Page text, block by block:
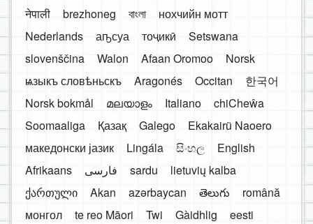
नेपाली
brezhoneg বাংলা
нохчийн мотт
Nederlands
аҧсуа тоҷикӣ
Setswana
slovenščina
Walon Afaan Oromoo
Norsk
ѩзыкъ словѣньскъ
Aragonés Occitan
한국어
Norsk bokmål
മലയാളം Italiano
chiCheŵa
Soomaaliga
Қазақ Galego
Ekakairũ Naoero
македонски јазик
Lingála සිංහල
English
Afrikaans
فارسی sardu
lietuvių kalba
ქართული
Akan azərbaycan తెలుగు
română
монгол
te reo Māori Twi Gàidhlig
eesti